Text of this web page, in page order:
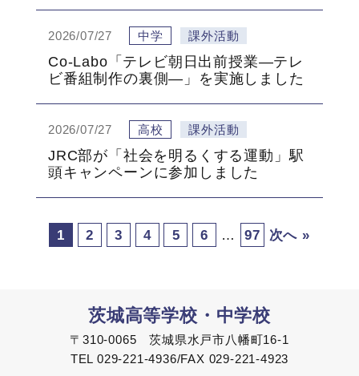
2026/07/27 中学 課外活動
Co-Labo「テレビ朝日出前授業―テレ
ビ番組制作の裏側―」を実施しました
2026/07/27 高校 課外活動
JRC部が「社会を明るくする運動」駅
頭キャンペーンに参加しました
1 2 3 4 5 6 … 97 次へ »
茨城高等学校・中学校
〒310-0065 茨城県水戸市八幡町16-1
TEL 029-221-4936/FAX 029-221-4923